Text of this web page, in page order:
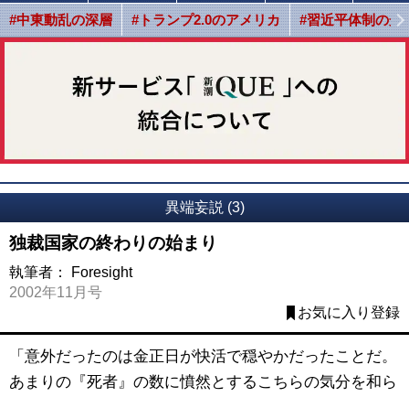
#中東動乱の深層 #トランプ2.0のアメリカ #習近平体制の光
異端妄説 (3)
独裁国家の終わりの始まり
執筆者：
Foresight
2002年11月号
お気に入り登録
「意外だったのは金正日が快活で穏やかだったことだ。
あまりの『死者』の数に憤然とするこちらの気分を和ら